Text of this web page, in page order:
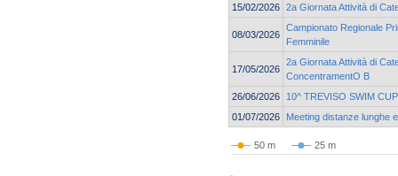
15/02/2026 2a Giornata Attività di
08/03/2026
Campionato Regionale
Femminile
17/05/2026
2a Giornata Attività di
ConcentramentO B
26/06/2026
10^ TREVISO SWIM CUP
01/07/2026
Meeting distanze lunghe
50 m 25 m